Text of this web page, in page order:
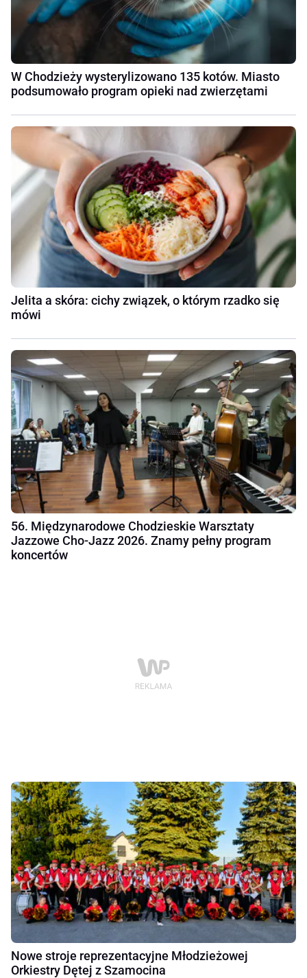
W Chodzieży wysterylizowano 135 kotów. Miasto
podsumowało program opieki nad zwierzętami
Jelita a skóra: cichy związek, o którym rzadko się
mówi
56. Międzynarodowe Chodzieskie Warsztaty
Jazzowe Cho-Jazz 2026. Znamy pełny program
koncertów
Nowe stroje reprezentacyjne Młodzieżowej
Orkiestry Dętej z Szamocina